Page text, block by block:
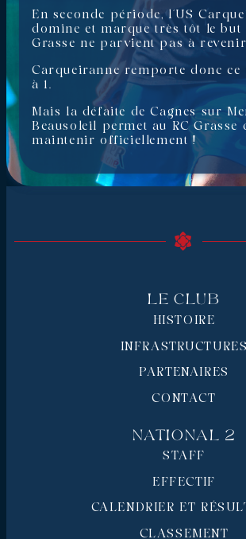
En seconde période, l’US
domine et marque très tôt le but
Grasse ne parvient pas à
Carqueiranne remporte donc ce
à 1.
Mais la défaite de Cagnes sur
Beausoleil permet au RC Grasse
maintenir officiellement !
Le Club
HISTOIRE
INFRASTRUCTURES
PARTENAIRES
CONTACT
National 2
STAFF
EFFECTIF
CALENDRIER ET
CLASSEMENT